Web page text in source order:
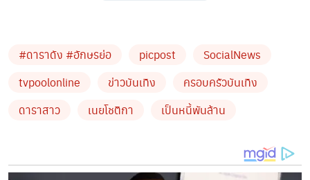
ข่าวที่เกี่ยวข้อง
ช็อกดับคาคอนโด นักร้องดัง‘ ซันนี่ ยูโฟร์’เพื่อนร่วมวงแจ้ง
ข่าวร้าย..?
ก่อนดับสลด
ไม่เห็นออกจากคอนโด2วัน..?
#ดาราดัง #อักษรย่อ picpost
SocialNews
tvpoolonline
ข่าวบันเทิง
ครอบครัวบันเทิง
ดาราสาว
เนยโชติกา เป็นหนี้พันล้าน